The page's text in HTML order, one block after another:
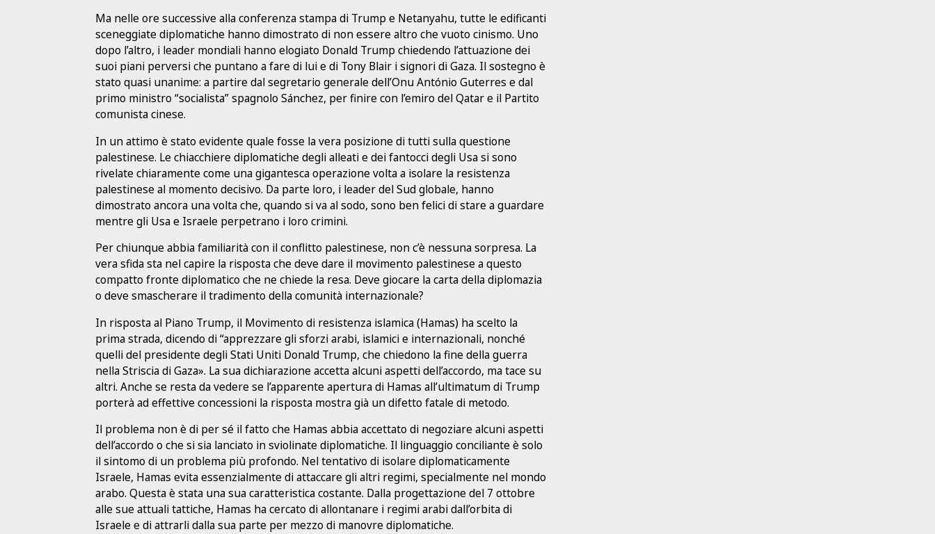
Ma nelle ore successive alla conferenza stampa di Trump e Netanyahu, tutte le edificanti
sceneggiate diplomatiche hanno dimostrato di non essere altro che vuoto cinismo. Uno
dopo l’altro, i leader mondiali hanno elogiato Donald Trump chiedendo l’attuazione dei
suoi piani perversi che puntano a fare di lui e di Tony Blair i signori di Gaza. Il sostegno è
stato quasi unanime: a partire dal segretario generale dell’Onu António Guterres e dal
primo ministro “socialista” spagnolo Sánchez, per finire con l’emiro del Qatar e il Partito
comunista cinese.
In un attimo è stato evidente quale fosse la vera posizione di tutti sulla questione
palestinese. Le chiacchiere diplomatiche degli alleati e dei fantocci degli Usa si sono
rivelate chiaramente come una gigantesca operazione volta a isolare la resistenza
palestinese al momento decisivo. Da parte loro, i leader del Sud globale, hanno
dimostrato ancora una volta che, quando si va al sodo, sono ben felici di stare a guardare
mentre gli Usa e Israele perpetrano i loro crimini.
Per chiunque abbia familiarità con il conflitto palestinese, non c’è nessuna sorpresa. La
vera sfida sta nel capire la risposta che deve dare il movimento palestinese a questo
compatto fronte diplomatico che ne chiede la resa. Deve giocare la carta della diplomazia
o deve smascherare il tradimento della comunità internazionale?
In risposta al Piano Trump, il Movimento di resistenza islamica (Hamas) ha scelto la
prima strada, dicendo di “apprezzare gli sforzi arabi, islamici e internazionali, nonché
quelli del presidente degli Stati Uniti Donald Trump, che chiedono la fine della guerra
nella Striscia di Gaza». La sua dichiarazione accetta alcuni aspetti dell’accordo, ma tace su
altri. Anche se resta da vedere se l’apparente apertura di Hamas all’ultimatum di Trump
porterà ad effettive concessioni la risposta mostra già un difetto fatale di metodo.
Il problema non è di per sé il fatto che Hamas abbia accettato di negoziare alcuni aspetti
dell’accordo o che si sia lanciato in sviolinate diplomatiche. Il linguaggio conciliante è solo
il sintomo di un problema più profondo. Nel tentativo di isolare diplomaticamente
Israele, Hamas evita essenzialmente di attaccare gli altri regimi, specialmente nel mondo
arabo. Questa è stata una sua caratteristica costante. Dalla progettazione del 7 ottobre
alle sue attuali tattiche, Hamas ha cercato di allontanare i regimi arabi dall’orbita di
Israele e di attrarli dalla sua parte per mezzo di manovre diplomatiche.